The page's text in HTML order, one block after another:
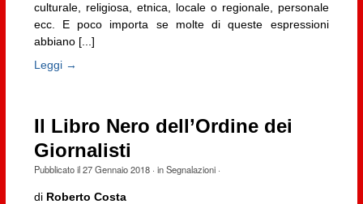
culturale, religiosa, etnica, locale o regionale, personale
ecc. E poco importa se molte di queste espressioni
abbiano [...]
Leggi →
Il Libro Nero dell’Ordine dei
Giornalisti
Pubblicato il27 Gennaio 2018· inSegnalazioni·
di Roberto Costa